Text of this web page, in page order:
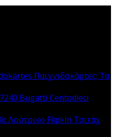
Παιχνιδοκάρτες: Τα
Bugatti Centodieci
Λούτρινο Flipkin Τσιτάχ